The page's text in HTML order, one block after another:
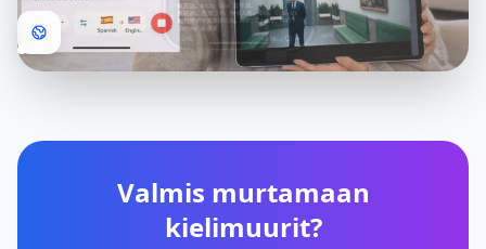
Valmis murtamaan
kielimuurit?